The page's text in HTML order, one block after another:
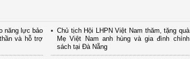
năng lực bảo
và hỗ trợ
Chủ tịch Hội LHPN Việt Nam thăm, tặng quà
Mẹ Việt Nam anh hùng và gia đình chính
sách tại Đà Nẵng